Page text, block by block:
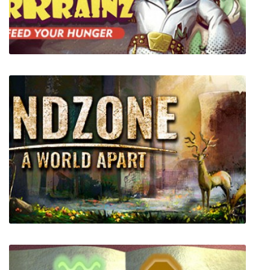
Brrrainz: Feed your Hunger